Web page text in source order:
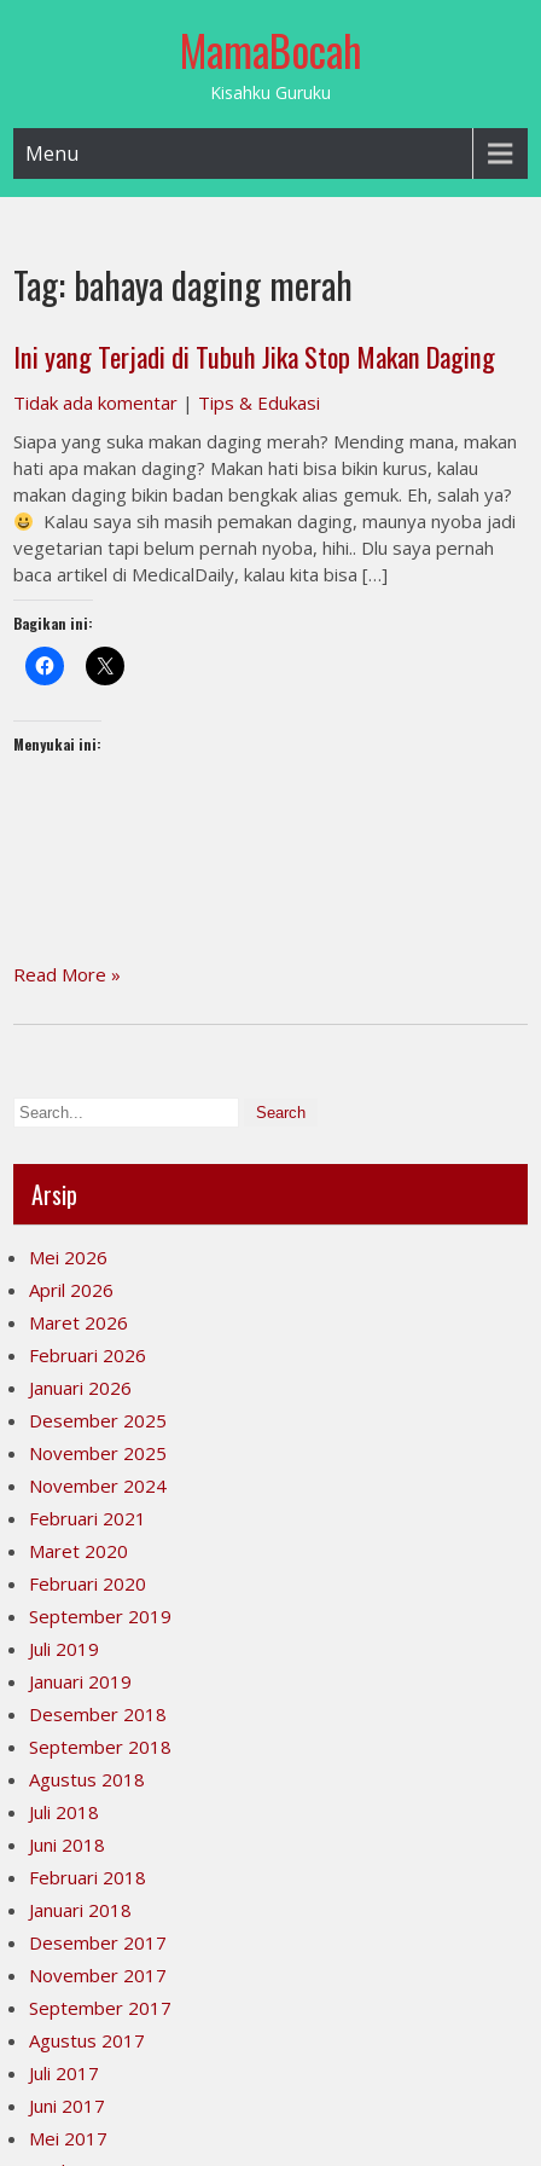
MamaBocah
Kisahku Guruku
Menu
Tag: bahaya daging merah
Ini yang Terjadi di Tubuh Jika Stop Makan Daging
Tidak ada komentar | Tips & Edukasi
Siapa yang suka makan daging merah? Mending mana, makan
hati apa makan daging? Makan hati bisa bikin kurus, kalau
makan daging bikin badan bengkak alias gemuk. Eh, salah ya?
Kalau saya sih masih pemakan daging, maunya nyoba jadi
vegetarian tapi belum pernah nyoba, hihi.. Dlu saya pernah
baca artikel di MedicalDaily, kalau kita bisa […]
Bagikan ini:
Menyukai ini:
Read More »
Arsip
Mei 2026
April 2026
Maret 2026
Februari 2026
Januari 2026
Desember 2025
November 2025
November 2024
Februari 2021
Maret 2020
Februari 2020
September 2019
Juli 2019
Januari 2019
Desember 2018
September 2018
Agustus 2018
Juli 2018
Juni 2018
Februari 2018
Januari 2018
Desember 2017
November 2017
September 2017
Agustus 2017
Juli 2017
Juni 2017
Mei 2017